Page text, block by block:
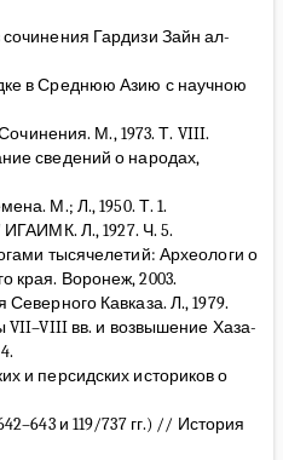
Гардизи Зайн ал-
в Среднюю Азию с научною
М., 1973. Т. VIII.
сведений о народах,
М.; Л., 1950. Т. 1.
Л., 1927. Ч. 5.
тысячелетий: Археологи о
края. Воронеж, 2003.
Кавказа. Л., 1979.
VII–VIII вв. и возвышение Хаза-
и персидских историков о
и 119/737 гг.) // История